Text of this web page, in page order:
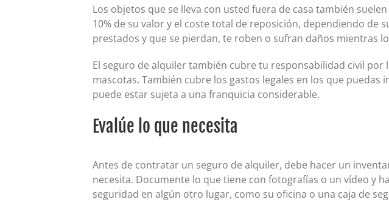
Los objetos que se lleva con usted fuera de casa también
10% de su valor y el coste total de reposición, dependiendo
prestados y que se pierdan, te roben o sufran daños mientras
El seguro de alquiler también cubre tu responsabilidad civil
mascotas. También cubre los gastos legales en los que
puede estar sujeta a una franquicia considerable.
Evalúe lo que necesita
Antes de contratar un seguro de alquiler, debe hacer un
necesita. Documente lo que tiene con fotografías o un vídeo y
seguridad en algún otro lugar, como su oficina o una caja de